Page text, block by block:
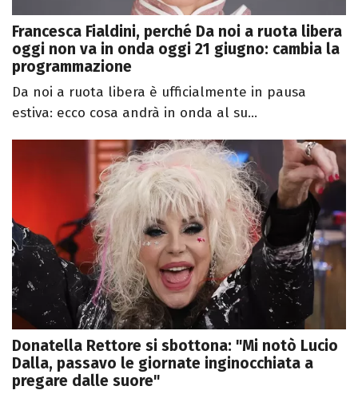
Francesca Fialdini, perché Da noi a ruota libera
oggi non va in onda oggi 21 giugno: cambia la
programmazione
Da noi a ruota libera è ufficialmente in pausa
estiva: ecco cosa andrà in onda al su...
Donatella Rettore si sbottona: "Mi notò Lucio
Dalla, passavo le giornate inginocchiata a
pregare dalle suore"